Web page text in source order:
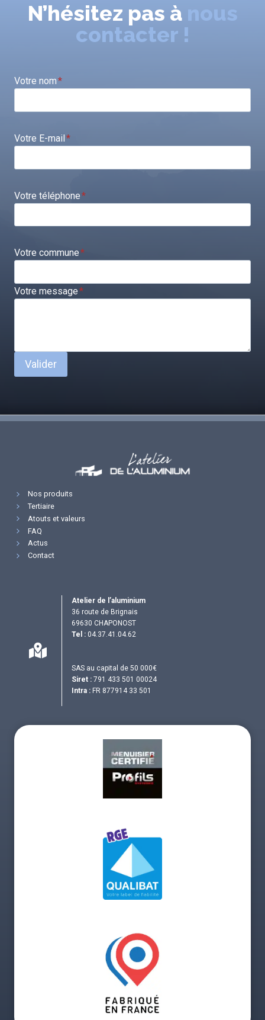
N’hésitez pas à nous
contacter !
Votre nom*
Votre E-mail*
Votre téléphone*
Votre commune*
Votre message*
Valider
Nos produits
Tertiaire
Atouts et valeurs
FAQ
Actus
Contact
Atelier de l’aluminium
36 route de Brignais
69630 CHAPONOST
Tel : 04.37.41.04.62
SAS au capital de 50 000€
Siret : 791 433 501 00024
Intra : FR 877914 33 501